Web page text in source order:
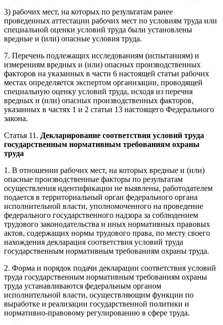
3) рабочих мест, на которых по результатам ранее
проведенных аттестации рабочих мест по условиям труда или
специальной оценки условий труда были установлены
вредные и (или) опасные условия труда.
7. Перечень подлежащих исследованиям (испытаниям) и
измерениям вредных и (или) опасных производственных
факторов на указанных в части 6 настоящей статьи рабочих
местах определяется экспертом организации, проводящей
специальную оценку условий труда, исходя из перечня
вредных и (или) опасных производственных факторов,
указанных в частях 1 и 2 статьи 13 настоящего Федерального
закона.
Статья 11. Декларирование соответствия условий труда
государственным нормативным требованиям охраны
труда
1. В отношении рабочих мест, на которых вредные и (или)
опасные производственные факторы по результатам
осуществления идентификации не выявлены, работодателем
подается в территориальный орган федерального органа
исполнительной власти, уполномоченного на проведение
федерального государственного надзора за соблюдением
трудового законодательства и иных нормативных правовых
актов, содержащих нормы трудового права, по месту своего
нахождения декларация соответствия условий труда
государственным нормативным требованиям охраны труда.
2. Форма и порядок подачи декларации соответствия условий
труда государственным нормативным требованиям охраны
труда устанавливаются федеральным органом
исполнительной власти, осуществляющим функции по
выработке и реализации государственной политики и
нормативно-правовому регулированию в сфере труда.